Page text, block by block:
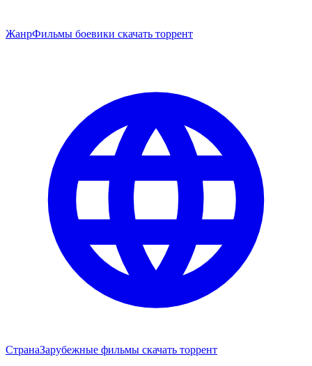
ЖанрФильмы боевики скачать торрент
СтранаЗарубежные фильмы скачать торрент